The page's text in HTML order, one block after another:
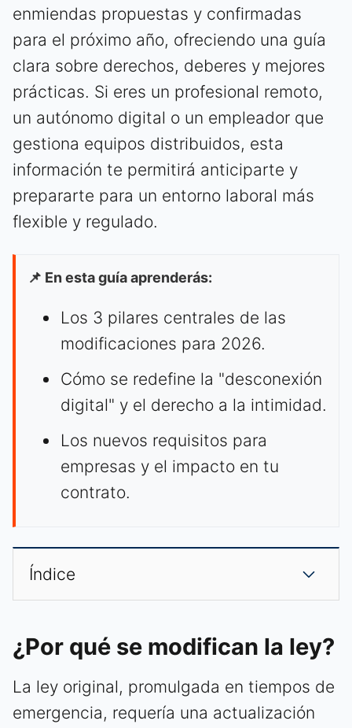
enmiendas propuestas y confirmadas
para el próximo año, ofreciendo una guía
clara sobre derechos, deberes y mejores
prácticas. Si eres un profesional remoto,
un autónomo digital o un empleador que
gestiona equipos distribuidos, esta
información te permitirá anticiparte y
prepararte para un entorno laboral más
flexible y regulado.
📌 En esta guía aprenderás:
Los 3 pilares centrales de las
modificaciones para 2026.
Cómo se redefine la "desconexión
digital" y el derecho a la intimidad.
Los nuevos requisitos para
empresas y el impacto en tu
contrato.
Índice
¿Por qué se modifican la ley?
La ley original, promulgada en tiempos de
emergencia, requería una actualización